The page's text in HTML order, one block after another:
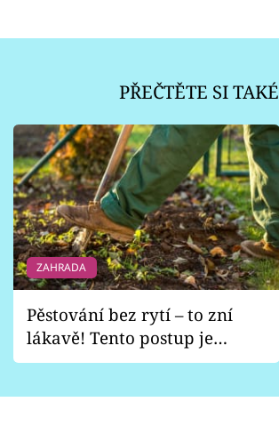
PŘEČTĚTE SI TAKÉ
ZAHRADA
Pěstování bez rytí – to zní
lákavě! Tento postup je
vhodný jen pro některé